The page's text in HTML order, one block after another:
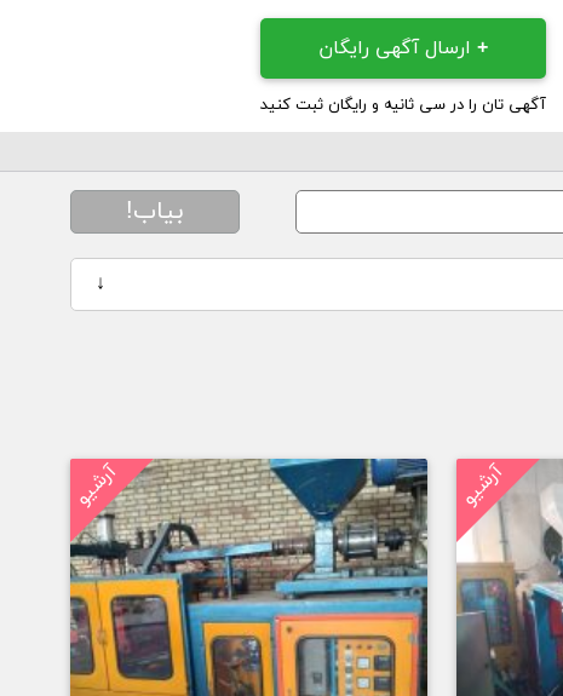
+ارسال آگهی رایگان
آگهی تان را در سی ثانیه و رایگان ثبت کنید
بیاب!
↓
آرشیو آرشیو